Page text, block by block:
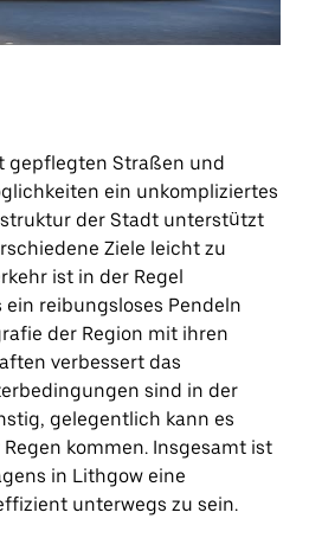
gepflegten Straßen und
ein unkompliziertes
der Stadt unterstützt
Ziele leicht zu
ist in der Regel
ein reibungsloses Pendeln
der Region mit ihren
verbessert das
sind in der
gelegentlich kann es
kommen. Insgesamt ist
in Lithgow eine
unterwegs zu sein.